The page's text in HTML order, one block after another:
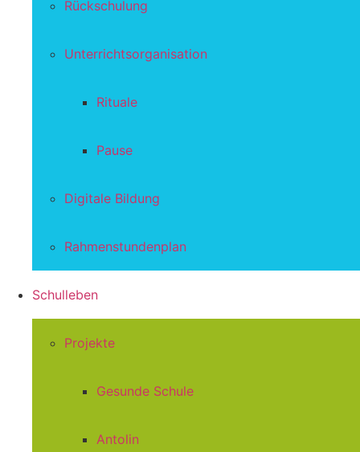
Rückschulung
Unterrichtsorganisation
Rituale
Pause
Digitale Bildung
Rahmenstundenplan
Schulleben
Projekte
Gesunde Schule
Antolin